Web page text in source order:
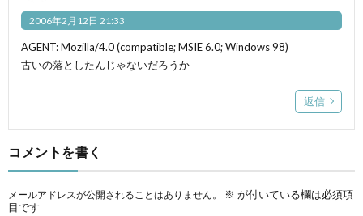
2006年2月12日 21:33
AGENT: Mozilla/4.0 (compatible; MSIE 6.0; Windows 98)
古いの落としたんじゃないだろうか
返信
コメントを書く
メールアドレスが公開されることはありません。 ※ が付いている欄は必須項
目です